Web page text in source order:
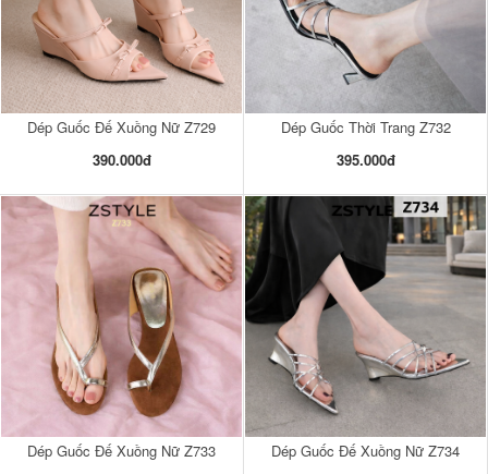
Dép Guốc Đế Xuồng Nữ Z729
390.000đ
Dép Guốc Thời Trang Z732
395.000đ
Dép Guốc Đế Xuồng Nữ Z733
Dép Guốc Đế Xuồng Nữ Z734